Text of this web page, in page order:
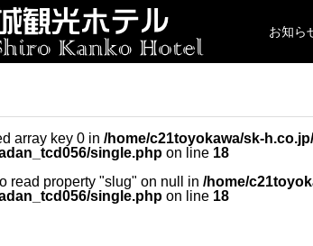
お知ら
array key 0 in /home/c21toyokawa/sk-
single.php on line 18
read property "slug" on null in /home/
single.php on line 18